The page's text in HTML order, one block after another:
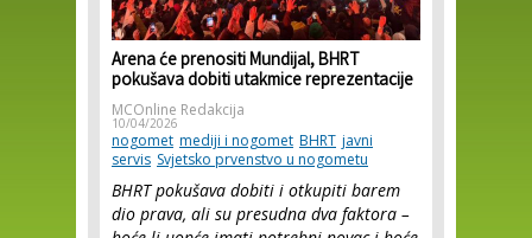
Arena će prenositi Mundijal, BHRT
pokušava dobiti utakmice reprezentacije
MCOnline Redakcija
10/04/2026
nogomet mediji i nogomet BHRT javni
servis Svjetsko prvenstvo u nogometu
BHRT pokušava dobiti i otkupiti barem
dio prava, ali su presudna dva faktora –